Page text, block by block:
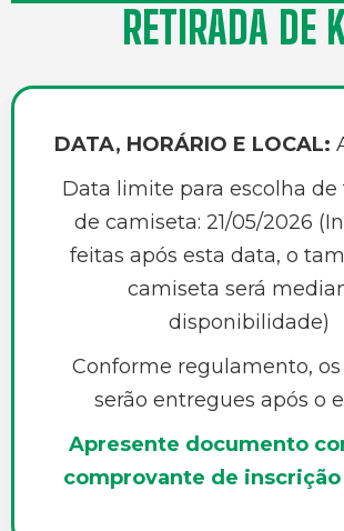
RETIRADA DE
DATA, HORÁRIO E LOCAL:
Data limite para escolha
de camiseta: 21/05/2026
feitas após esta data, o
camiseta será
disponibilidade)
Conforme regulamento,
serão entregues após o
Apresente documento
comprovante de